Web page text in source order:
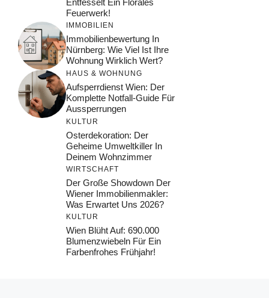
Feuerwerk!
IMMOBILIEN
Immobilienbewertung In
Nürnberg: Wie Viel Ist Ihre
Wohnung Wirklich Wert?
HAUS & WOHNUNG
Aufsperrdienst Wien: Der
Komplette Notfall-Guide Für
Aussperrungen
KULTUR
Osterdekoration: Der
Geheime Umweltkiller In
Deinem Wohnzimmer
WIRTSCHAFT
Der Große Showdown Der
Wiener Immobilienmakler:
Was Erwartet Uns 2026?
KULTUR
Wien Blüht Auf: 690.000
Blumenzwiebeln Für Ein
Farbenfrohes Frühjahr!